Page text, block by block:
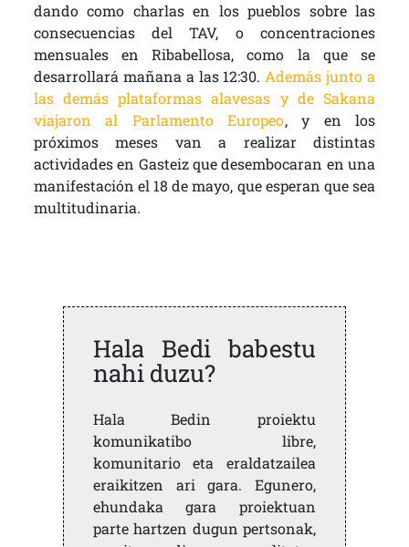
dando como charlas en los pueblos sobre las
consecuencias del TAV, o concentraciones
mensuales en Ribabellosa, como la que se
desarrollará mañana a las 12:30.Además junto a
las demás plataformas alavesas y de Sakana
viajaron al Parlamento Europeo, y en los
próximos meses van a realizar distintas
actividades en Gasteiz que desembocaran en una
manifestación el 18 de mayo, que esperan que sea
multitudinaria.
Hala Bedi babestu
nahi duzu?
Hala Bedin proiektu
komunikatibo libre,
komunitario eta eraldatzailea
eraikitzen ari gara. Egunero,
ehundaka gara proiektuan
parte hartzen dugun pertsonak,